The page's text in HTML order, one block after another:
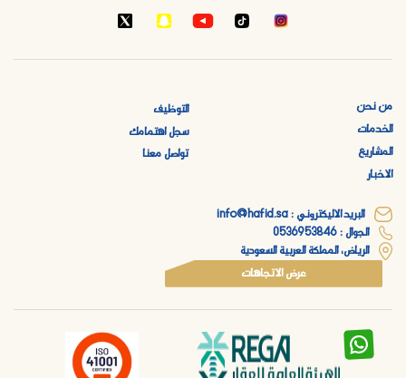
من نحن
الخدمات
المشاريع
الاخبار
التوظيف
سجل اهتمامك
تواصل معنا
البريد الاليكتروني : info@hafid.sa
الجوال : 0536953846
الرياض، المملكة العربية السعودية
عرض الاتجاهات